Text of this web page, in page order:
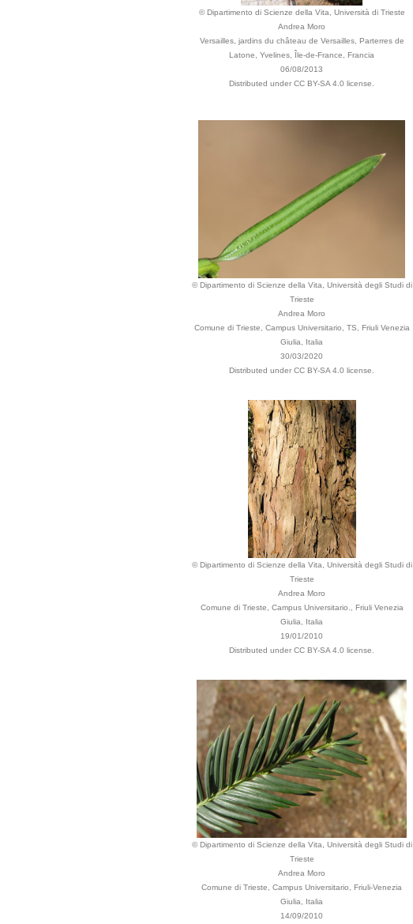
© Dipartimento di Scienze della Vita, Università di Trieste
Andrea Moro
Versailles, jardins du château de Versailles, Parterres de
Latone, Yvelines, Île-de-France, Francia
06/08/2013
Distributed under CC BY-SA 4.0 license.
© Dipartimento di Scienze della Vita, Università degli Studi di
Trieste
Andrea Moro
Comune di Trieste, Campus Universitario, TS, Friuli Venezia
Giulia, Italia
30/03/2020
Distributed under CC BY-SA 4.0 license.
© Dipartimento di Scienze della Vita, Università degli Studi di
Trieste
Andrea Moro
Comune di Trieste, Campus Universitario., Friuli Venezia
Giulia, Italia
19/01/2010
Distributed under CC BY-SA 4.0 license.
© Dipartimento di Scienze della Vita, Università degli Studi di
Trieste
Andrea Moro
Comune di Trieste, Campus Universitario, Friuli-Venezia
Giulia, Italia
14/09/2010